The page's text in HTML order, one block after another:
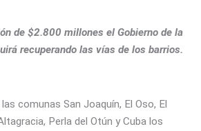
de $2.800 millones el Gobierno de la
recuperando las vías de los barrios.
comunas San Joaquín, El Oso, El
Perla del Otún y Cuba los